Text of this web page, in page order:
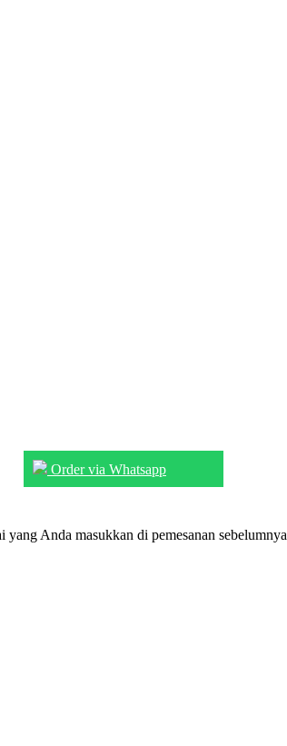
Order via Whatsapp
yang Anda masukkan di pemesanan sebelumnya